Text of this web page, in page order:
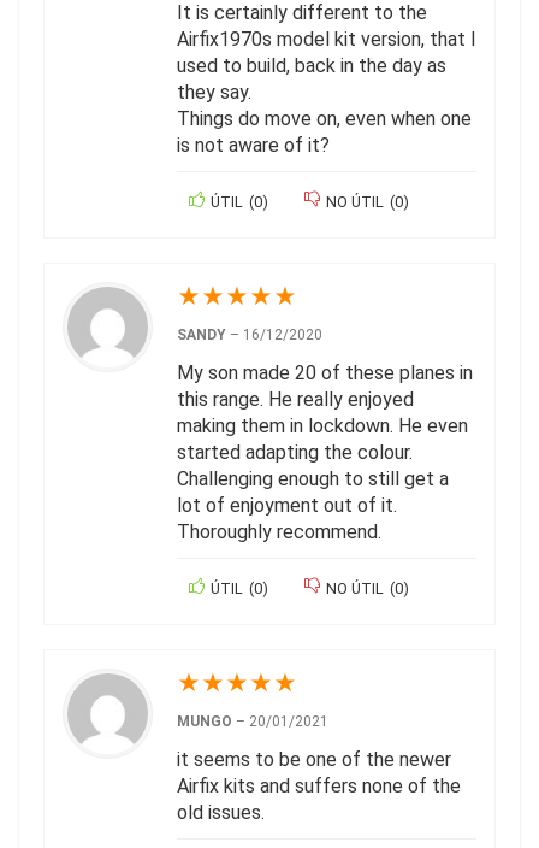
It is certainly different to the
Airfix1970s model kit version, that I
used to build, back in the day as
they say.
Things do move on, even when one
is not aware of it?
ÚTIL (0) NO ÚTIL (0)
★★★★★
SANDY – 16/12/2020
My son made 20 of these planes in
this range. He really enjoyed
making them in lockdown. He even
started adapting the colour.
Challenging enough to still get a
lot of enjoyment out of it.
Thoroughly recommend.
ÚTIL (0) NO ÚTIL (0)
★★★★★
MUNGO – 20/01/2021
it seems to be one of the newer
Airfix kits and suffers none of the
old issues.